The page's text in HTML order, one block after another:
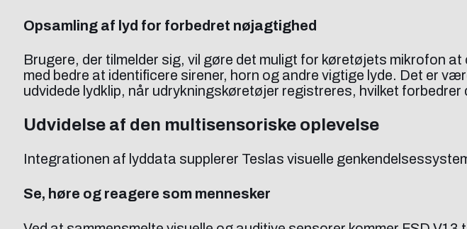
Opsamling af lyd for forbedret nøjagtighed
Brugere, der tilmelder sig, vil gøre det muligt for køretøjets mikrofon
med bedre at identificere sirener, horn og andre vigtige lyde. Det er
udvidede lydklip, når udrykningskøretøjer registreres, hvilket
Udvidelse af den multisensoriske oplevelse
Integrationen af lyddata supplerer Teslas visuelle
Se, høre og reagere som mennesker